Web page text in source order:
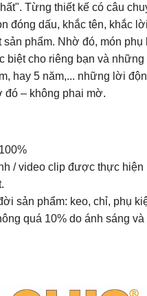
Từng thiết kế có câu
đóng dấu, khắc tên, khắc
phẩm. Nhờ đó, món phụ
biệt cho riêng bạn và
hay 5 năm,... những lời
– không phai mờ.
/ video clip được thực hiện
sản phẩm: keo, chỉ, phụ
quá 10% do ánh sáng và